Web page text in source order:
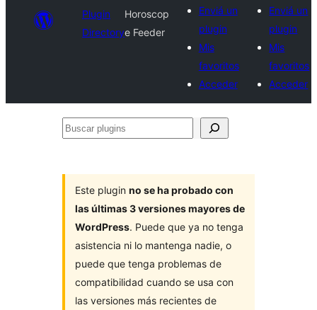
Plugin
Directory
Horoscop
e Feeder
Enviá un
plugin
Mis
favoritos
Acceder
Enviá un
plugin
Mis
favoritos
Acceder
Buscar
Este plugin no se ha probado con
las últimas 3 versiones mayores de
WordPress. Puede que ya no tenga
asistencia ni lo mantenga nadie, o
puede que tenga problemas de
compatibilidad cuando se usa con
las versiones más recientes de